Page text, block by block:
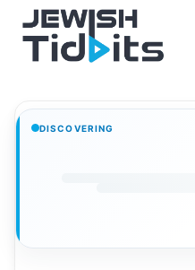
content
DISCOVERING